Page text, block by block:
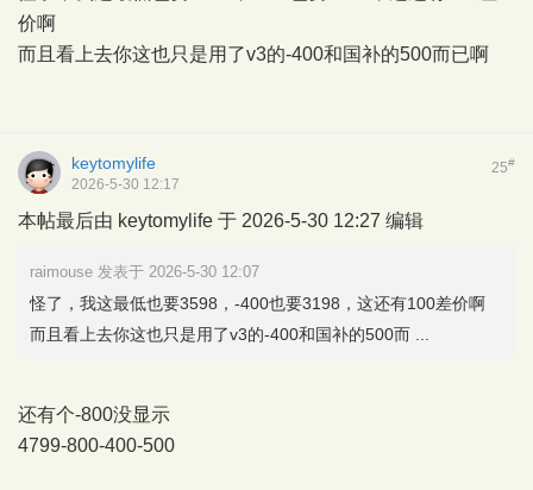
价啊
而且看上去你这也只是用了v3的-400和国补的500而已啊
25#
keytomylife
2026-5-30 12:17
本帖最后由 keytomylife 于 2026-5-30 12:27 编辑
raimouse 发表于 2026-5-30 12:07
怪了，我这最低也要3598，-400也要3198，这还有100差价啊
而且看上去你这也只是用了v3的-400和国补的500而 ...
还有个-800没显示
4799-800-400-500